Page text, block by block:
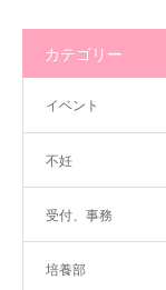
カテゴリー
イベント
不妊
受付、事務
培養部